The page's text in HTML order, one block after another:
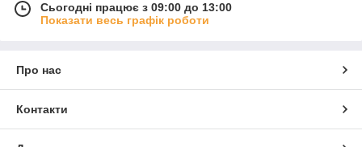
Сьогодні працює з 09:00 до 13:00
Показати весь графік роботи
Про нас
Контакти